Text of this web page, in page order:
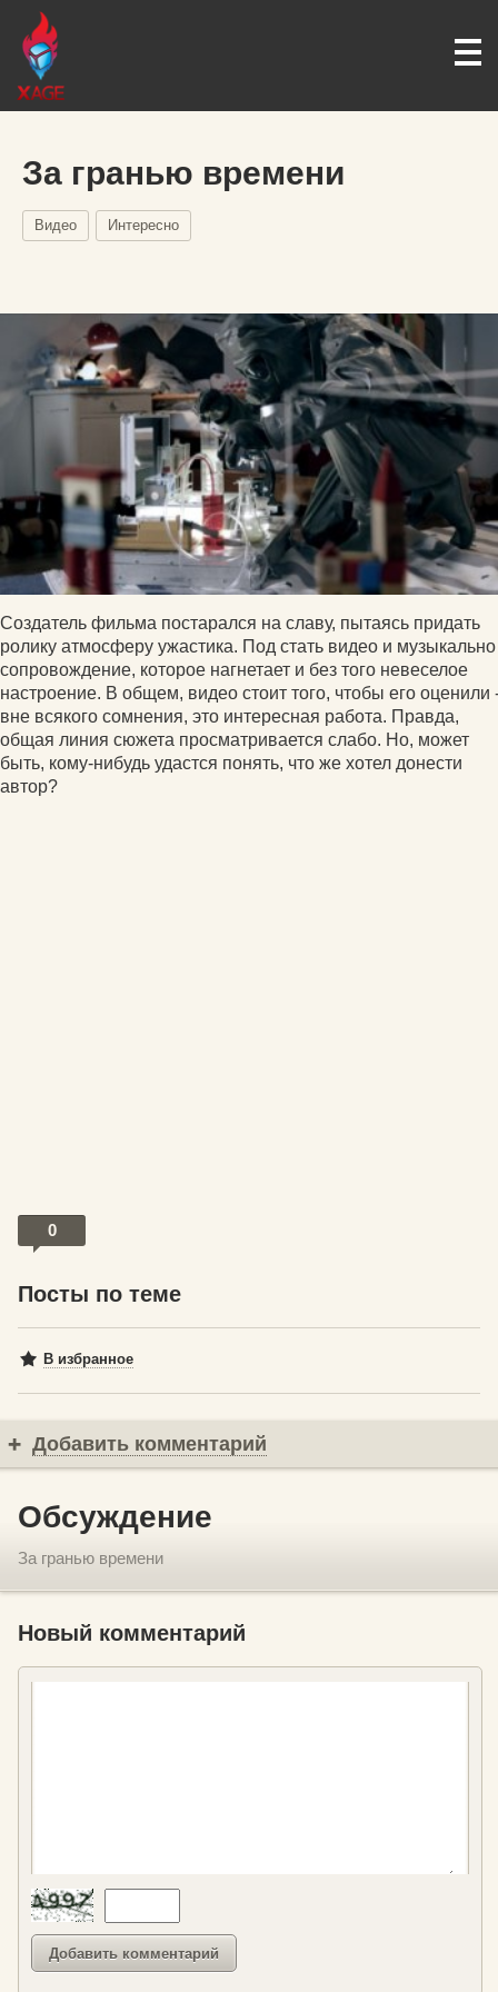
За гранью времени
Видео Интересно
Создатель фильма постарался на славу, пытаясь придать
ролику атмосферу ужастика. Под стать видео и музыкально
сопровождение, которое нагнетает и без того невеселое
настроение. В общем, видео стоит того, чтобы его оценили
вне всякого сомнения, это интересная работа. Правда,
общая линия сюжета просматривается слабо. Но, может
быть, кому-нибудь удастся понять, что же хотел донести
автор?
0
Посты по теме
В избранное
Добавить комментарий
Обсуждение
За гранью времени
Новый комментарий